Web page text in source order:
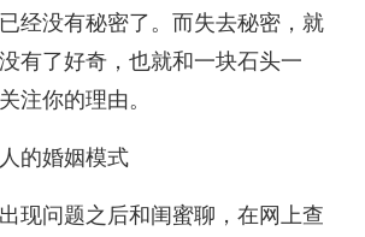
经没有秘密了。而失去秘密，就
有了好奇，也就和一块石头一
注你的理由。
的婚姻模式
现问题之后和闺蜜聊，在网上查